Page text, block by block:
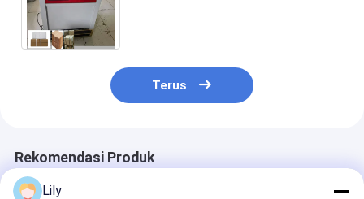
Terus
Rekomendasi Produk
Lily